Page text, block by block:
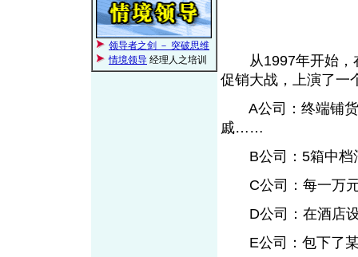
领导者之剑 － 突破思维
情境领导 经理人之培训
从1997年开始，在
促销大战，上演了
A公司：终端铺货
戚……
B公司：5箱中档
C公司：每一万元
D公司：在酒店
E公司：包下了